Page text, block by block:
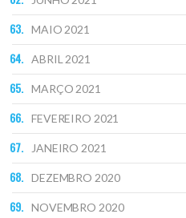
MAIO 2021
ABRIL 2021
MARÇO 2021
FEVEREIRO 2021
JANEIRO 2021
DEZEMBRO 2020
NOVEMBRO 2020